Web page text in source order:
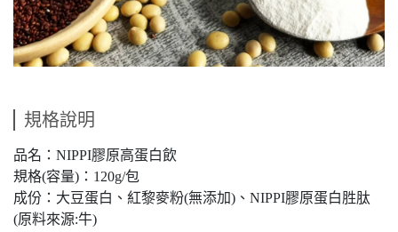
規格說明
品名：NIPPI膠原高蛋白飲
規格(容量)：120g/包
成份：大豆蛋白、紅黎麥粉(無添加)、NIPPI膠原蛋白胜肽
(原料來源:牛)